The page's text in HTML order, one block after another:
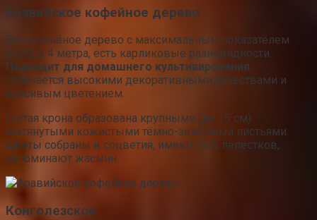
Аравийское кофейное дерево
Вечнозелёное дерево с максимальным показателем
роста в 4 метра, есть карликовые разновидности.
Подходит для домашнего культивирования.
Отличается высокими декоративными качествами и
красивым цветением.
Густая крона образована крупными (до 15 см)
вытянутыми кожистыми тёмно-зелёными листьями.
Цветы собраны в соцветия, имеют по 5 лепестков,
напоминают жасмин.
Конголезское